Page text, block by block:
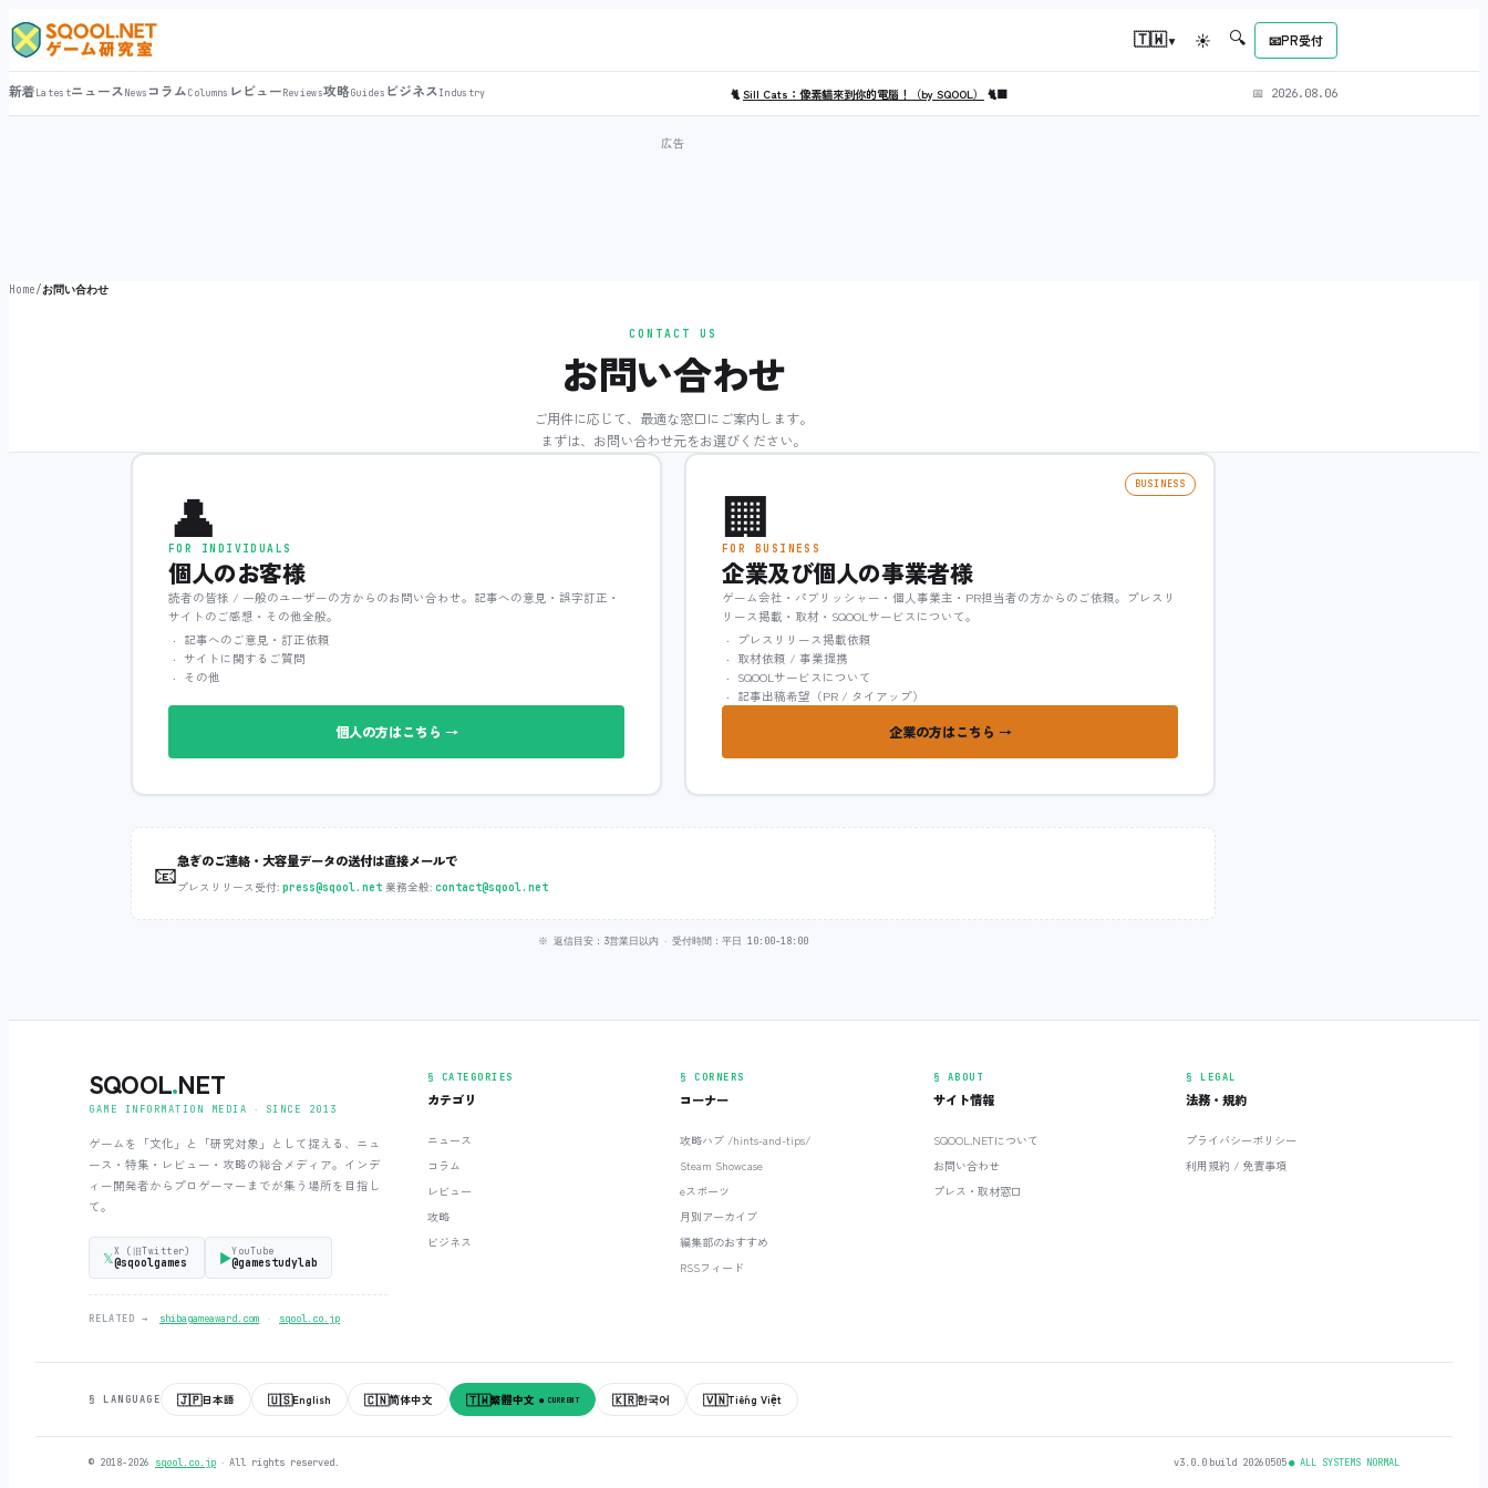
🇹🇼▾ ☀ 🔍 📧PR受付
新着LatestニュースNews コラムColumns レビューReviews攻略Guides ビジネスIndustry 🐈Sill Cats：像素貓來到你的電腦！（by SQOOL） 🐈‍⬛ 📅 2026.08.06
Home/お問い合わせ
CONTACT US
お問い合わせ
ご用件に応じて、最適な窓口にご案内します。
まずは、お問い合わせ元をお選びください。
👤
FOR INDIVIDUALS
個人のお客様
読者の皆様 / 一般のユーザーの方からのお問い合わせ。記事への意見・誤字訂正・
サイトのご感想・その他全般。
記事へのご意見・訂正依頼
サイトに関するご質問
その他
個人の方はこちら →
BUSINESS
🏢
FOR BUSINESS
企業及び個人の事業者様
ゲーム会社・パブリッシャー・個人事業主・PR担当者の方からのご依頼。プレスリ
リース掲載・取材・SQOOLサービスについて。
プレスリリース掲載依頼
取材依頼 / 事業提携
SQOOLサービスについて
記事出稿希望（PR / タイアップ）
企業の方はこちら →
📧急ぎのご連絡・大容量データの送付は直接メールで
プレスリリース受付: press@sqool.net 業務全般: contact@sqool.net
※ 返信目安：3営業日以内 ‧ 受付時間：平日 10:00-18:00
SQOOL.NET
GAME INFORMATION MEDIA ‧ SINCE 2013
ゲームを「文化」と「研究対象」として捉える、ニュ
ース・特集・レビュー・攻略の総合メディア。インデ
ィー開発者からプロゲーマーまでが集う場所を目指し
て。
𝕏X (旧Twitter)
@sqoolgames ▶YouTube
@gamestudylab
RELATED → shibagameaward.com ‧ sqool.co.jp
§ CATEGORIES
カテゴリ
ニュース
コラム
レビュー
攻略
ビジネス
§ CORNERS
コーナー
攻略ハブ /hints-and-tips/
Steam Showcase
eスポーツ
月別アーカイブ
編集部のおすすめ
RSSフィード
§ ABOUT
サイト情報
SQOOL.NETについて
お問い合わせ
プレス・取材窓口
§ LEGAL
法務・規約
プライバシーポリシー
利用規約 / 免責事項
§ LANGUAGE 🇯🇵日本語 🇺🇸English 🇨🇳简体中文 🇹🇼繁體中文 ● CURRENT 🇰🇷한국어 🇻🇳Tiếng Việt
© 2018-2026 sqool.co.jp ‧ All rights reserved. v3.0.0‧build 20260505‧● ALL SYSTEMS NORMAL